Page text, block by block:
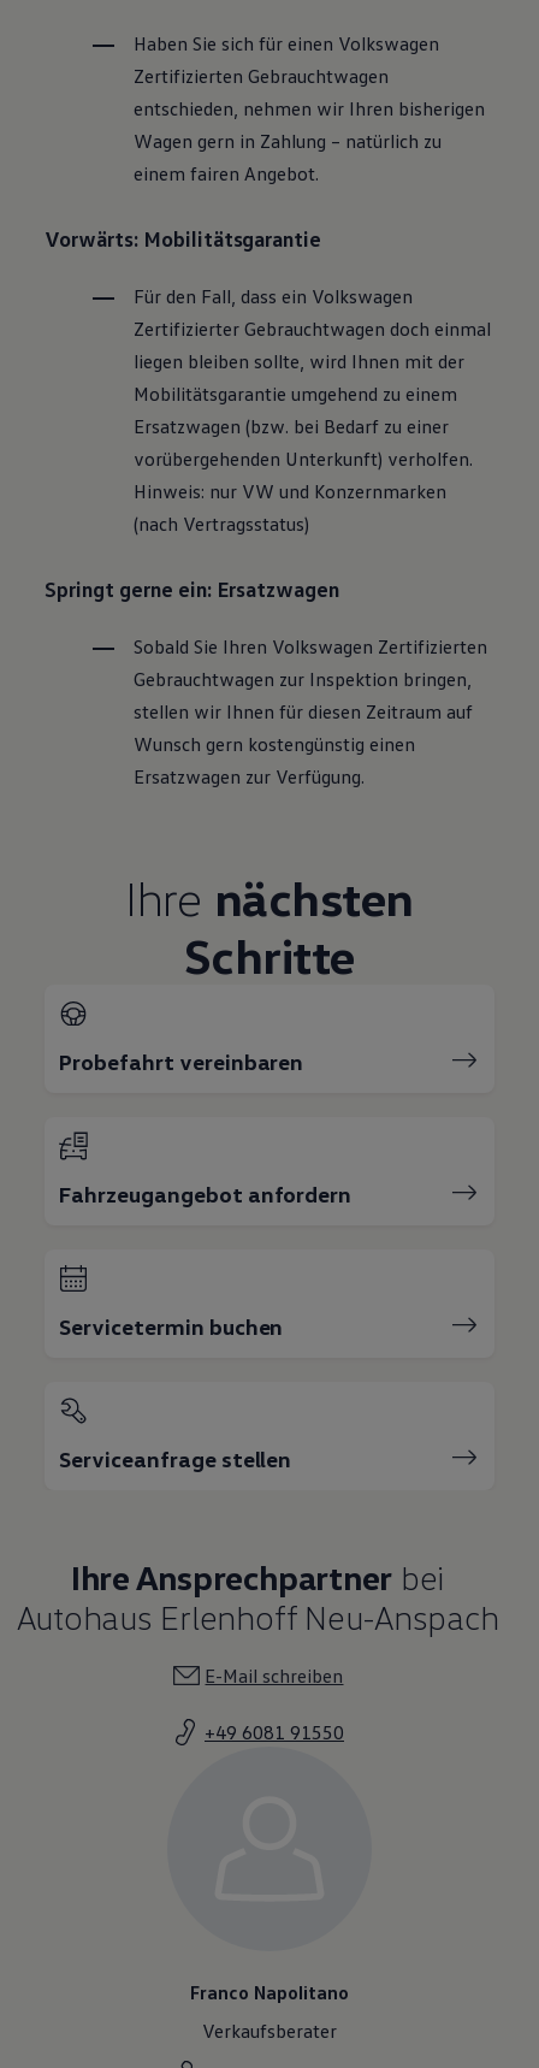
Haben Sie sich für einen Volkswagen
Zertifizierten Gebrauchtwagen
entschieden, nehmen wir Ihren bisherigen
Wagen gern in Zahlung – natürlich zu
einem fairen Angebot.
Vorwärts: Mobilitätsgarantie
Für den Fall, dass ein Volkswagen
Zertifizierter Gebrauchtwagen doch einmal
liegen bleiben sollte, wird Ihnen mit der
Mobilitätsgarantie umgehend zu einem
Ersatzwagen (bzw. bei Bedarf zu einer
vorübergehenden Unterkunft) verholfen.
Hinweis: nur VW und Konzernmarken
(nach Vertragsstatus)
Springt gerne ein: Ersatzwagen
Sobald Sie Ihren Volkswagen Zertifizierten
Gebrauchtwagen zur Inspektion bringen,
stellen wir Ihnen für diesen Zeitraum auf
Wunsch gern kostengünstig einen
Ersatzwagen zur Verfügung.
Ihre nächsten
Schritte
Probefahrt vereinbaren
Fahrzeugangebot anfordern
Servicetermin buchen
Serviceanfrage stellen
Ihre Ansprechpartner bei
Autohaus Erlenhoff Neu-Anspach
E-Mail schreiben
+49 6081 91550
Franco Napolitano
Verkaufsberater